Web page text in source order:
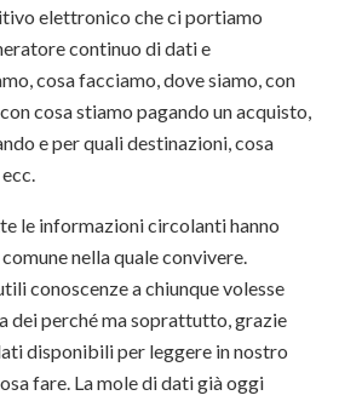
elettronico che ci portiamo
continuo di dati e
cosa facciamo, dove siamo, con
cosa stiamo pagando un acquisto,
e per quali destinazioni, cosa
le informazioni circolanti hanno
nella quale convivere.
conoscenze a chiunque volesse
dei perché ma soprattutto, grazie
disponibili per leggere in nostro
fare. La mole di dati già oggi